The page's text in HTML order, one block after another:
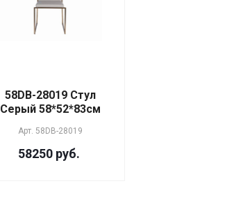
58DB-28019 Стул
Серый 58*52*83см
Арт. 58DB-28019
58250 руб.